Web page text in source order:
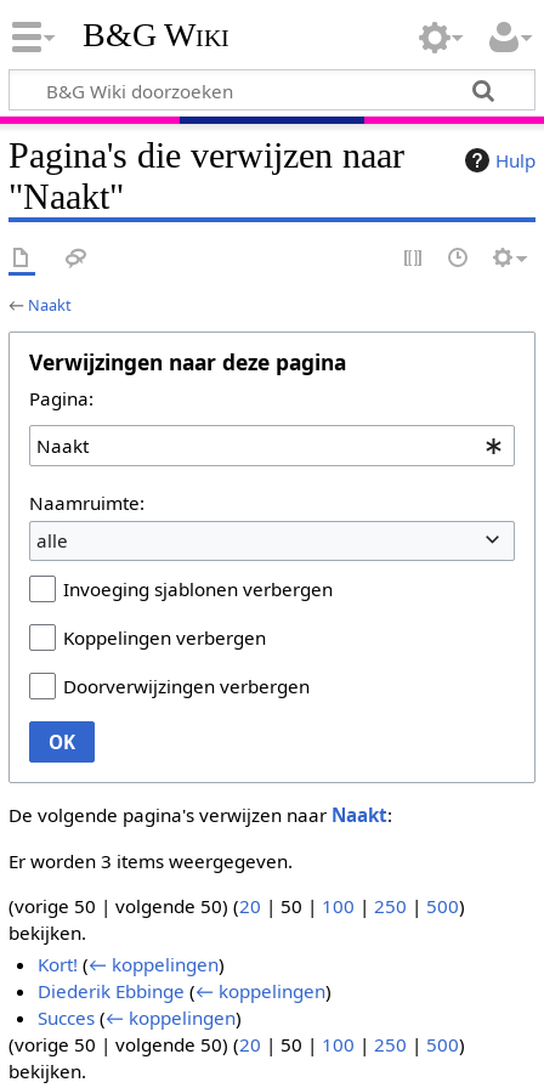
B&G Wiki
Hulp
Pagina's die verwijzen naar
"Naakt"
← Naakt
Verwijzingen naar deze pagina
Pagina:
Naamruimte:
alle
Invoeging sjablonen verbergen
Koppelingen verbergen
Doorverwijzingen verbergen
OK
De volgende pagina's verwijzen naar Naakt:
Er worden 3 items weergegeven.
(vorige 50 | volgende 50) (20 | 50 | 100 | 250 | 500)
bekijken.
Kort! (← koppelingen)
Diederik Ebbinge (← koppelingen)
Succes (← koppelingen)
(vorige 50 | volgende 50) (20 | 50 | 100 | 250 | 500)
bekijken.